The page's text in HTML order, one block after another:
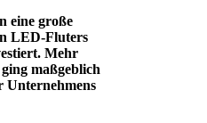
eine große
LED-Fluters
Mehr
maßgeblich
Unternehmens